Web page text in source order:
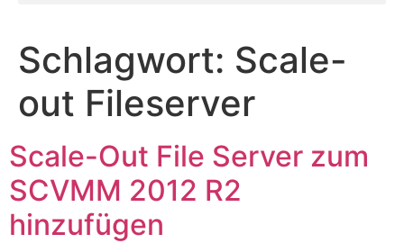
Schlagwort: Scale-
out Fileserver
Scale-Out File Server zum
SCVMM 2012 R2
hinzufügen